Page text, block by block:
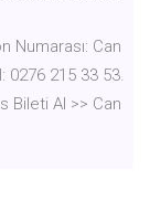
Numarası: Can
0276 215 33 53.
Bileti Al >> Can